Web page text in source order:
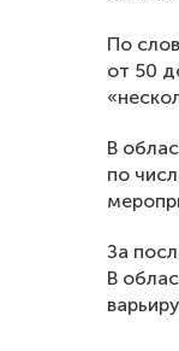
По
от 50
В
по
За
В